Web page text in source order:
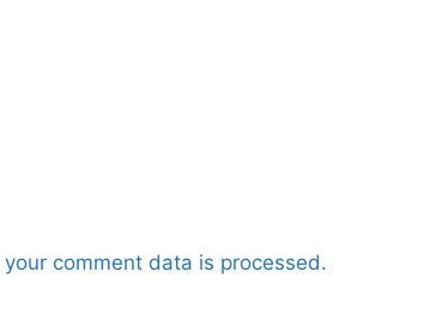
comment data is processed.